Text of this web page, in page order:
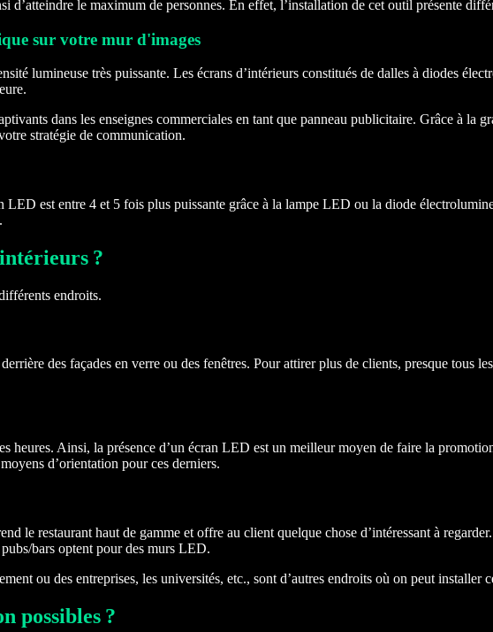
d’atteindre le maximum de personnes. En effet, l’installation de cet outil présente
sur votre mur d'images
lumineuse très puissante. Les écrans d’intérieurs constitués de dalles à diodes
dans les enseignes commerciales en tant que panneau publicitaire. Grâce à la
stratégie de communication.
est entre 4 et 5 fois plus puissante grâce à la lampe LED ou la diode
?
endroits.
des façades en verre ou des fenêtres. Pour attirer plus de clients, presque tous
heures. Ainsi, la présence d’un écran LED est un meilleur moyen de faire la
d’orientation pour ces derniers.
le restaurant haut de gamme et offre au client quelque chose d’intéressant à
bars optent pour des murs LED.
ou des entreprises, les universités, etc., sont d’autres endroits où on peut installer
possibles ?